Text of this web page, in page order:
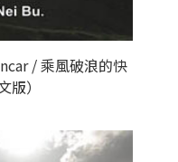
/ 乘風破浪的快
版）